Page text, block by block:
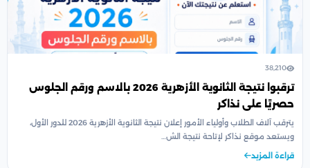
38,210
ترقبوا نتيجة الثانوية الأزهرية 2026 بالاسم ورقم الجلوس
حصريًا على نذاكر
يترقب آلاف الطلاب وأولياء الأمور إعلان نتيجة الثانوية الأزهرية 2026 للدور الأول،
ويستعد موقع نذاكر لإتاحة نتيجة الش…
قراءة المزيد